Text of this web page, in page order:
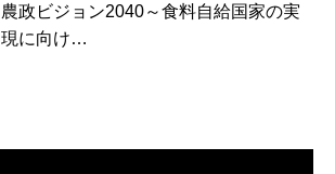
農政ビジョン2040～食料自給国家の実
現に向け…